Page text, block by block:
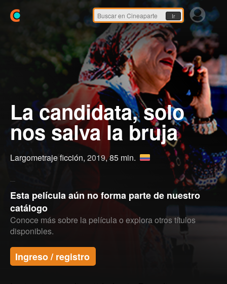
Ir
La candidata, solo
nos salva la bruja
Largometraje ficción, 2019, 85 min.
Esta película aún no forma parte de nuestro
catálogo
Conoce más sobre la película o explora otros títulos
disponibles.
Ingreso / registro